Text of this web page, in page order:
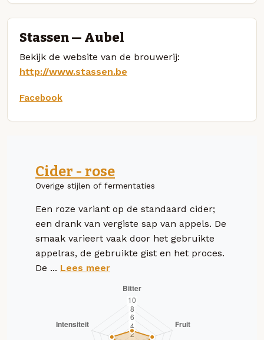
Stassen — Aubel
Bekijk de website van de brouwerij:
http://www.stassen.be
Facebook
Cider - rose
Overige stijlen of fermentaties
Een roze variant op de standaard cider;
een drank van vergiste sap van appels. De
smaak varieert vaak door het gebruikte
appelras, de gebruikte gist en het proces.
De ... Lees meer